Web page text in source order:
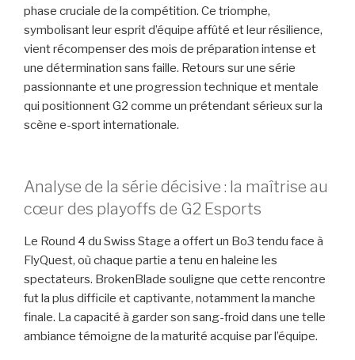
phase cruciale de la compétition. Ce triomphe,
symbolisant leur esprit d’équipe affûté et leur résilience,
vient récompenser des mois de préparation intense et
une détermination sans faille. Retours sur une série
passionnante et une progression technique et mentale
qui positionnent G2 comme un prétendant sérieux sur la
scène e-sport internationale.
Analyse de la série décisive : la maîtrise au
cœur des playoffs de G2 Esports
Le Round 4 du Swiss Stage a offert un Bo3 tendu face à
FlyQuest, où chaque partie a tenu en haleine les
spectateurs. BrokenBlade souligne que cette rencontre
fut la plus difficile et captivante, notamment la manche
finale. La capacité à garder son sang-froid dans une telle
ambiance témoigne de la maturité acquise par l’équipe.